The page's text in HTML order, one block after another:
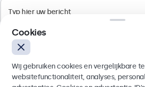
4.8/5 door 5000+
Nederlands
Cookies
Wij gebruiken cookies en vergelijkbare
websitefunctionaliteit, analyses,